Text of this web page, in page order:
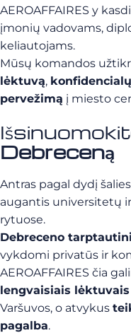
AEROAFFAIRES y
įmonių vadovams,
keliautojams.
Mūsų komandos
lėktuvą,
pervežimą į miesto
Debreceną
Antras pagal dydį
augantis universitetų
rytuose.
Debreceno
vykdomi privatūs ir
AEROAFFAIRES čia
lengvaisiais lėktuvais
Varšuvos, o atvykus
pagalba.